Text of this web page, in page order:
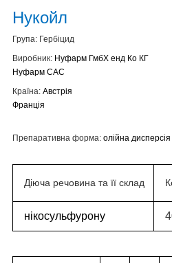
Нукойл
Група: Гербіцид
Виробник: Нуфарм ГмбХ енд Ко КГ
Нуфарм САС
Країна: Австрія
Франція
Препаративна форма: олійна дисперсія
Діюча речовина та її склад
нікосульфурону